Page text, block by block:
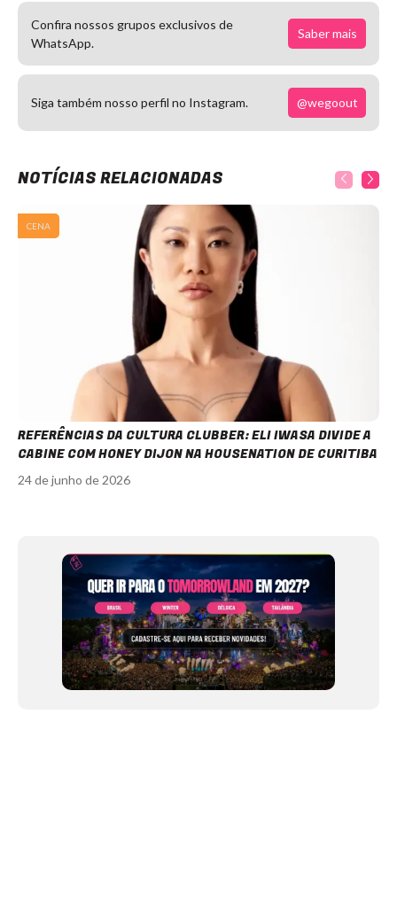
Confira nossos grupos exclusivos de
WhatsApp.
Saber mais
Siga também nosso perfil no Instagram. @wegoout
NOTÍCIAS RELACIONADAS
CENA
REFERÊNCIAS DA CULTURA CLUBBER: ELI IWASA DIVIDE A
CABINE COM HONEY DIJON NA HOUSENATION DE CURITIBA
24 de junho de 2026